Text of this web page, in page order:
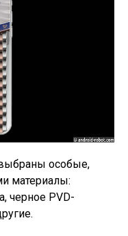
особые,
материалы:
черное PVD-